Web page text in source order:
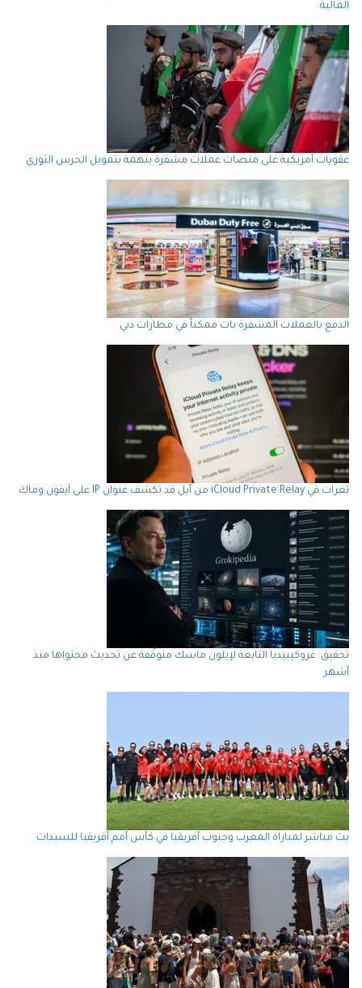
المالية
عقوبات أمريكية على منصات عملات مشفرة بتهمة بتمويل الحرس الثوري
الدفع بالعملات المشفرة بات ممكناً في مطارات دبي
ثغرات في iCloud Private Relay من أبل قد تكشف عنوان IP على آيفون وماك
تحقيق: غروكيبيديا التابعة لإيلون ماسك متوقّفة عن تحديث محتواها منذ
أشهر
بث مباشر لمباراة المغرب وجنوب أفريقيا في كأس أمم أفريقيا للسيدات